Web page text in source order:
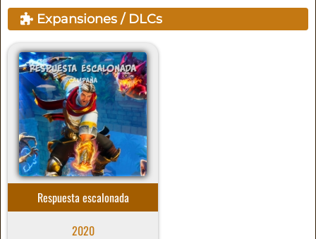
Expansiones / DLCs
Respuesta escalonada
2020